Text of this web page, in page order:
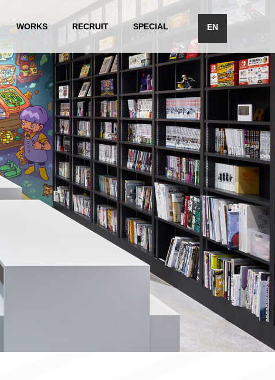
WORKS RECRUIT SPECIAL EN